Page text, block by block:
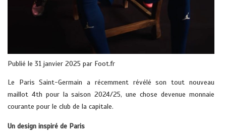
Publié le 31 janvier 2025 par Foot.fr
Le Paris Saint-Germain a récemment révélé son tout nouveau
maillot 4th pour la saison 2024/25, une chose devenue monnaie
courante pour le club de la capitale.
Un design inspiré de Paris